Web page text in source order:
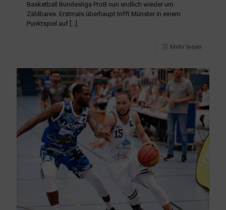
Basketball Bundesliga ProB nun endlich wieder um
Zählbares. Erstmals überhaupt trifft Münster in einem
Punktspiel auf […]
Mehr lesen